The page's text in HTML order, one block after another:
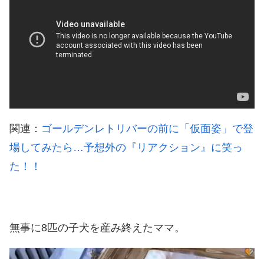
関連： ゴールデンレトリバーの前に「仮面姿」で登
場してみたら…予想外の『リアクション』に笑っ
た！！
無事に8匹の子犬を産み終えたママ。